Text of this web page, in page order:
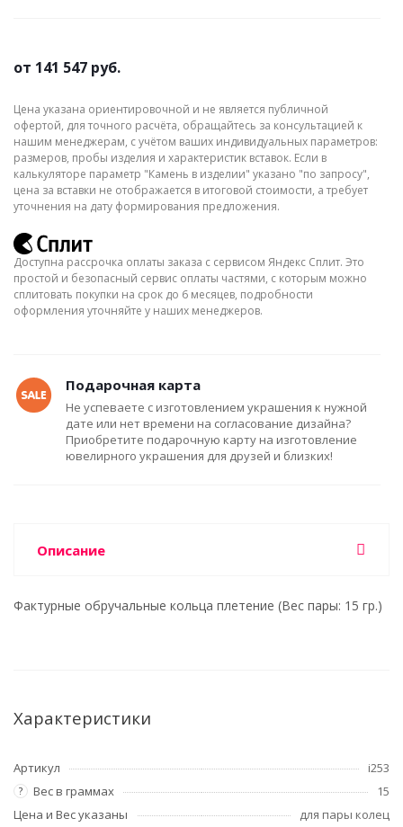
от 141 547 руб.
Цена указана ориентировочной и не является публичной
офертой, для точного расчёта, обращайтесь за консультацией к
нашим менеджерам, с учётом ваших индивидуальных параметров:
размеров, пробы изделия и характеристик вставок. Если в
калькуляторе параметр "Камень в изделии" указано "по запросу",
цена за вставки не отображается в итоговой стоимости, а требует
уточнения на дату формирования предложения.
Доступна рассрочка оплаты заказа с сервисом Яндекс Сплит. Это
простой и безопасный сервис оплаты частями, с которым можно
сплитовать покупки на срок до 6 месяцев, подробности
оформления уточняйте у наших менеджеров.
Подарочная карта
Не успеваете с изготовлением украшения к нужной
дате или нет времени на согласование дизайна?
Приобретите подарочную карту на изготовление
ювелирного украшения для друзей и близких!
Описание
Фактурные обручальные кольца плетение (Вес пары: 15 гр.)
Характеристики
Артикул i253
? Вес в граммах
15
Цена и Вес указаны
для пары колец